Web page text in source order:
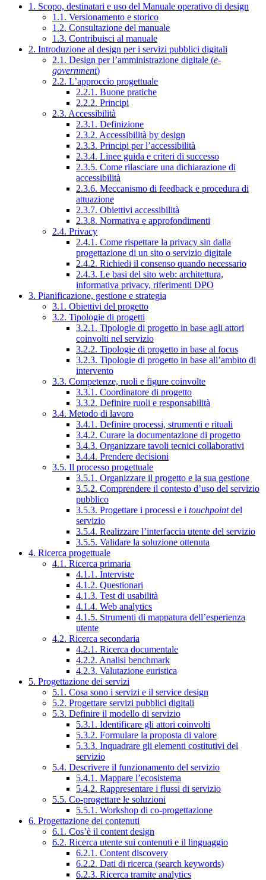
1. Scopo, destinatari e uso del Manuale operativo di design
1.1. Versionamento e storico
1.2. Consultazione del manuale
1.3. Contribuisci al manuale
2. Introduzione al design per i servizi pubblici digitali
2.1. Design per l’amministrazione digitale (e-
government)
2.2. L’approccio progettuale
2.2.1. Buone pratiche
2.2.2. Principi
2.3. Accessibilità
2.3.1. Definizione
2.3.2. Accessibilità by design
2.3.3. Principi per l’accessibilità
2.3.4. Linee guida e criteri di successo
2.3.5. Come rilasciare una dichiarazione di
accessibilità
2.3.6. Meccanismo di feedback e procedura di
attuazione
2.3.7. Obiettivi accessibilità
2.3.8. Normativa e approfondimenti
2.4. Privacy
2.4.1. Come rispettare la privacy sin dalla
progettazione di un sito o servizio digitale
2.4.2. Richiedi il consenso quando necessario
2.4.3. Le basi del sito web: architettura,
informativa privacy, riferimenti DPO
3. Pianificazione, gestione e strategia
3.1. Obiettivi del progetto
3.2. Tipologie di progetti
3.2.1. Tipologie di progetto in base agli attori
coinvolti nel servizio
3.2.2. Tipologie di progetto in base al focus
3.2.3. Tipologie di progetto in base all’ambito di
intervento
3.3. Competenze, ruoli e figure coinvolte
3.3.1. Coordinatore di progetto
3.3.2. Definire ruoli e responsabilità
3.4. Metodo di lavoro
3.4.1. Definire processi, strumenti e rituali
3.4.2. Curare la documentazione di progetto
3.4.3. Organizzare tavoli tecnici collaborativi
3.4.4. Prendere decisioni
3.5. Il processo progettuale
3.5.1. Organizzare il progetto e la sua gestione
3.5.2. Comprendere il contesto d’uso del servizio
pubblico
3.5.3. Progettare i processi e i touchpointdel
servizio
3.5.4. Realizzare l’interfaccia utente del servizio
3.5.5. Validare la soluzione ottenuta
4. Ricerca progettuale
4.1. Ricerca primaria
4.1.1. Interviste
4.1.2. Questionari
4.1.3. Test di usabilità
4.1.4. Web analytics
4.1.5. Strumenti di mappatura dell’esperienza
utente
4.2. Ricerca secondaria
4.2.1. Ricerca documentale
4.2.2. Analisi benchmark
4.2.3. Valutazione euristica
5. Progettazione dei servizi
5.1. Cosa sono i servizi e il service design
5.2. Progettare servizi pubblici digitali
5.3. Definire il modello di servizio
5.3.1. Identificare gli attori coinvolti
5.3.2. Formulare la proposta di valore
5.3.3. Inquadrare gli elementi costitutivi del
servizio
5.4. Descrivere il funzionamento del servizio
5.4.1. Mappare l’ecosistema
5.4.2. Rappresentare i flussi di servizio
5.5. Co-progettare le soluzioni
5.5.1. Workshop di co-progettazione
6. Progettazione dei contenuti
6.1. Cos’è il content design
6.2. Ricerca utente sui contenuti e il linguaggio
6.2.1. Content discovery
6.2.2. Dati di ricerca (search keywords)
6.2.3. Ricerca tramite analytics